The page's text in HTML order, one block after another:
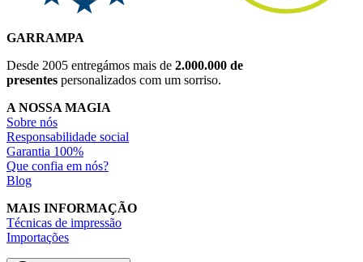
GARRAMPA
Desde 2005 entregámos mais de 2.000.000 de
presentes personalizados com um sorriso.
A NOSSA MAGIA
Sobre nós
Responsabilidade social
Garantia 100%
Que confia em nós?
Blog
MAIS INFORMAÇÃO
Técnicas de impressão
Importações